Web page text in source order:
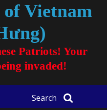
of Vietnam
Patriots! Your
invaded!
Search